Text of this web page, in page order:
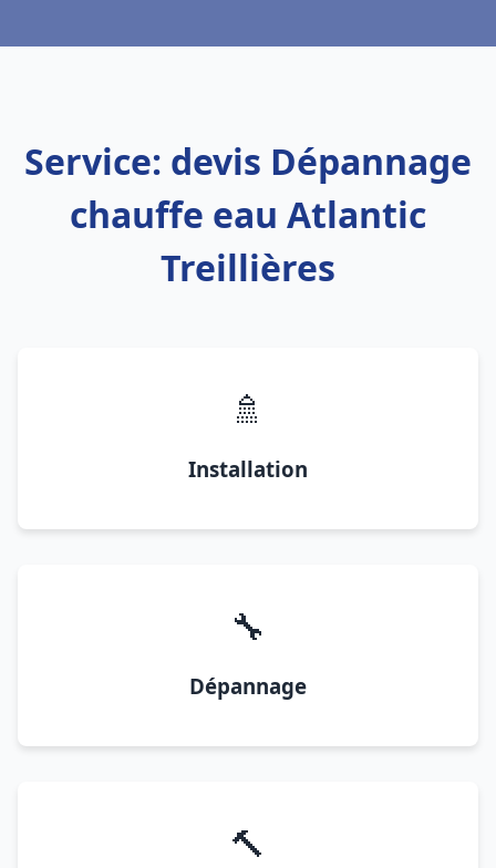
Service: devis Dépannage
chauffe eau Atlantic
Treillières
🚿
Installation
🔧
Dépannage
🔨